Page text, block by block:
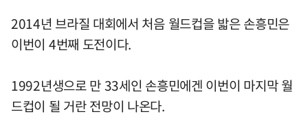
2014년 브라질 대회에서 처음 월드컵을 밟은 손흥민은
이번이 4번째 도전이다.
1992년생으로 만 33세인 손흥민에겐 이번이 마지막 월
드컵이 될 거란 전망이 나온다.